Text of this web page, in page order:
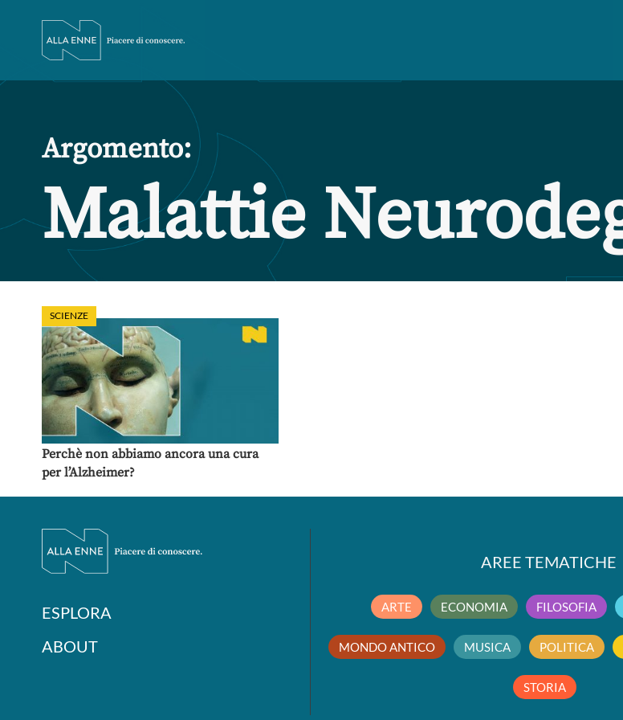
Argomento:
Malattie
SCIENZE
Perchè non abbiamo ancora una cura
per l’Alzheimer?
ESPLORA
ABOUT
AREE TEMATICHE
ARTE ECONOMIA FILOSOFIA
MONDO ANTICO MUSICA POLITICA
STORIA